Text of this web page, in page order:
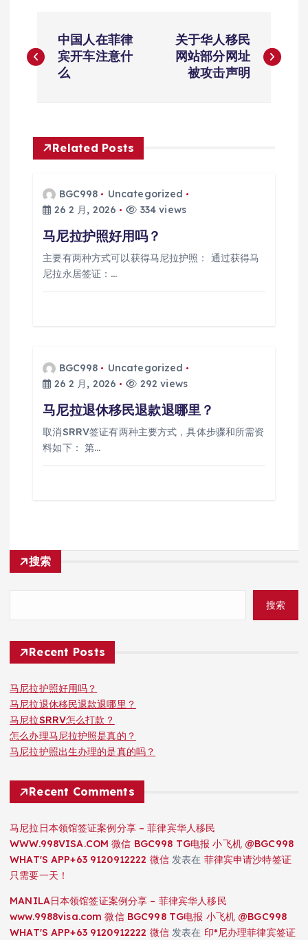
章
航
中国人在菲律
宾开车注意什
么
关于华人移民
网站部分网址
被攻击声明
Related Posts
BGC998
Uncategorized
26 2 月, 2026
334 views
马尼拉护照好用吗？
主要有两种方式可以获得马尼拉护照： 通过获得马
尼拉永居签证：…
BGC998
Uncategorized
26 2 月, 2026
292 views
马尼拉退休移民退款退哪里？
取消SRRV签证有两种主要方式，具体步骤和所需资
料如下： 第…
搜索
搜索
Recent Posts
马尼拉护照好用吗？
马尼拉退休移民退款退哪里？
马尼拉SRRV怎么打款？
怎么办理马尼拉护照是真的？
马尼拉护照出生办理的是真的吗？
Recent Comments
马尼拉日本领馆签证案例分享 – 菲律宾华人移民
WWW.998VISA.COM 微信 BGC998 TG电报 小飞机 @BGC998
WHAT'S APP+63 9120912222 微信发表在 菲律宾申请沙特签证
只需要一天！
MANILA日本领馆签证案例分享 – 菲律宾华人移民
www.9988visa.com 微信 BGC998 TG电报 小飞机 @BGC998
WHAT'S APP+63 9120912222 微信发表在 印*尼办理菲律宾签证